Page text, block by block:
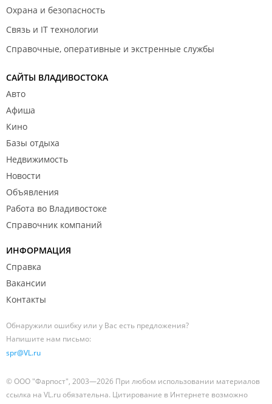
Охрана и безопасность
Связь и IT технологии
Справочные, оперативные и экстренные службы
САЙТЫ ВЛАДИВОСТОКА
Авто
Афиша
Кино
Базы отдыха
Недвижимость
Новости
Объявления
Работа во Владивостоке
Справочник компаний
ИНФОРМАЦИЯ
Справка
Вакансии
Контакты
Обнаружили ошибку или у Вас есть предложения?
Напишите нам письмо:
spr@VL.ru
© ООО "Фарпост", 2003—2026 При любом использовании материалов
ссылка на VL.ru обязательна. Цитирование в Интернете возможно